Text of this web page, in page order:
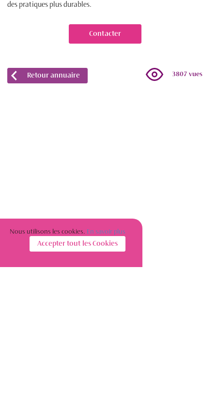
des pratiques plus durables.
Contacter
Retour annuaire 3807 vues
Nous utilisons les cookies. En savoir plus
Accepter tout les Cookies